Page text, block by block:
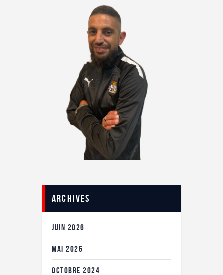
Archives
JUIN 2026
MAI 2026
OCTOBRE 2024